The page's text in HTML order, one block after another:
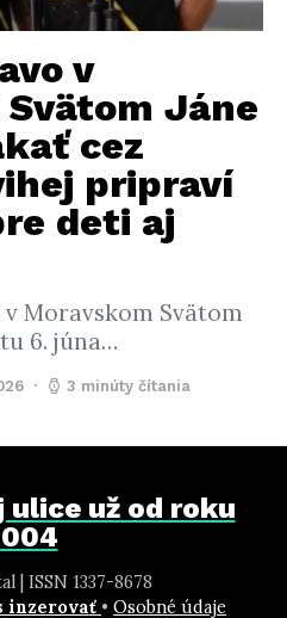
v
Jáne
cez
pripraví
deti aj
Moravskom Svätom
6. júna…
3 minúty čítania
ulice už od roku
| ISSN 1337-8678
inzerovať • Osobné údaje